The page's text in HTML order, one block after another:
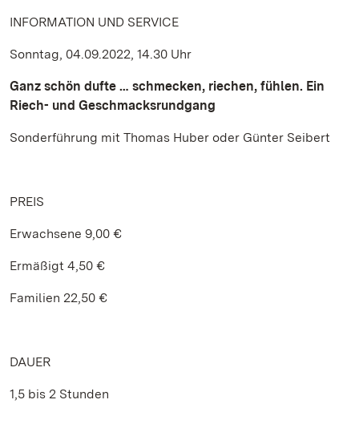
INFORMATION UND SERVICE
Sonntag, 04.09.2022, 14.30 Uhr
Ganz schön dufte … schmecken, riechen, fühlen. Ein
Riech- und Geschmacksrundgang
Sonderführung mit Thomas Huber oder Günter Seibert
PREIS
Erwachsene 9,00 €
Ermäßigt 4,50 €
Familien 22,50 €
DAUER
1,5 bis 2 Stunden